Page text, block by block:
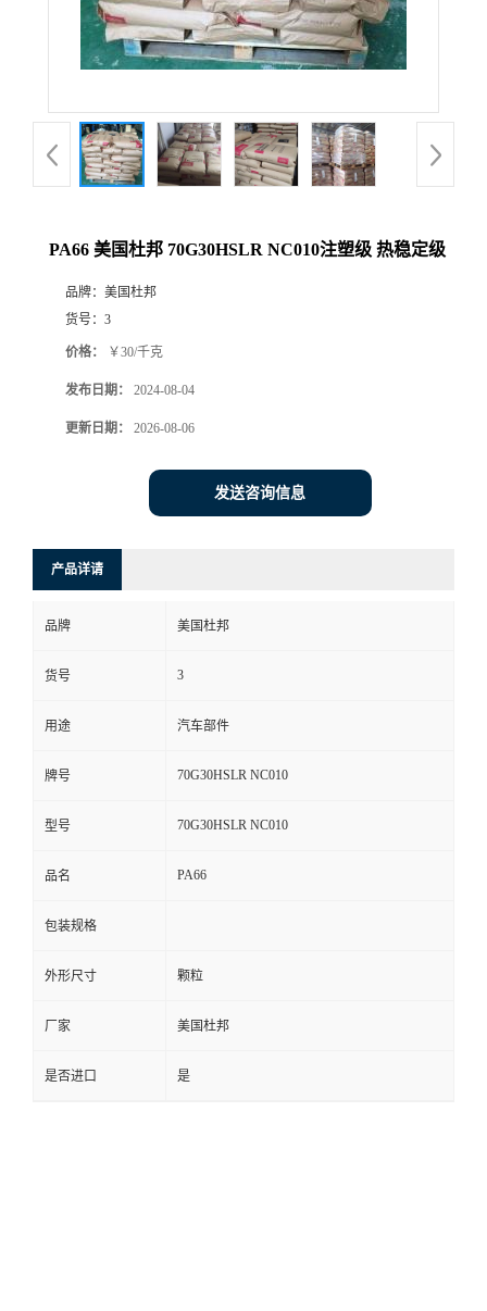
PA66 美国杜邦 70G30HSLR NC010注塑级 热稳定级
品牌： 美国杜邦
货号： 3
价格： ￥30/千克
发布日期： 2024-08-04
更新日期： 2026-08-06
发送咨询信息
产品详请
品牌 美国杜邦
货号 3
用途 汽车部件
牌号 70G30HSLR NC010
型号 70G30HSLR NC010
品名 PA66
包装规格
外形尺寸 颗粒
厂家 美国杜邦
是否进口 是